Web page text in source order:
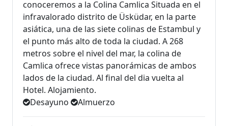
conoceremos a la Colina Camlica Situada en el
infravalorado distrito de Üsküdar, en la parte
asiática, una de las siete colinas de Estambul y
el punto más alto de toda la ciudad. A 268
metros sobre el nivel del mar, la colina de
Camlica ofrece vistas panorámicas de ambos
lados de la ciudad. Al final del dia vuelta al
Hotel. Alojamiento.
Desayuno
Almuerzo